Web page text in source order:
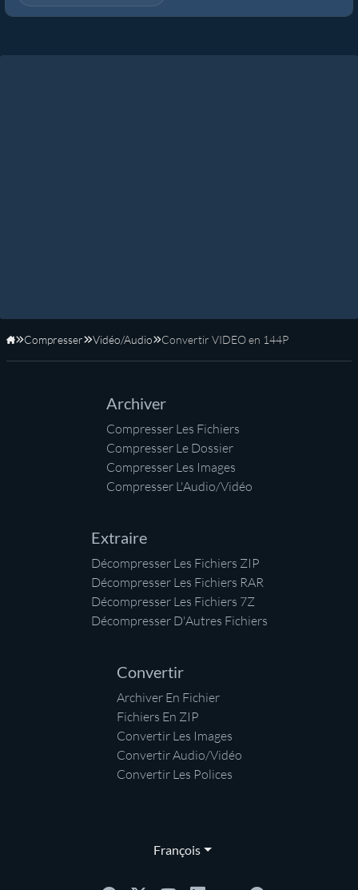
Accueil
Compresser Vidéo/Audio Convertir VIDEO en 144P
Archiver
Compresser Les Fichiers
Compresser Le Dossier
Compresser Les Images
Compresser L'Audio/Vidéo
Extraire
Décompresser Les Fichiers ZIP
Décompresser Les Fichiers RAR
Décompresser Les Fichiers 7Z
Décompresser D'Autres Fichiers
Convertir
Archiver En Fichier
Fichiers En ZIP
Convertir Les Images
Convertir Audio/Vidéo
Convertir Les Polices
François